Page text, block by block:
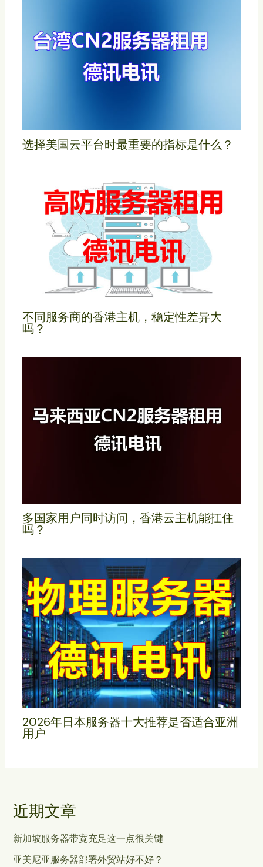
选择美国云平台时最重要的指标是什么？
不同服务商的香港主机，稳定性差异大
吗？
多国家用户同时访问，香港云主机能扛住
吗？
2026年日本服务器十大推荐是否适合亚洲
用户
近期文章
新加坡服务器带宽充足这一点很关键
亚美尼亚服务器部署外贸站好不好？